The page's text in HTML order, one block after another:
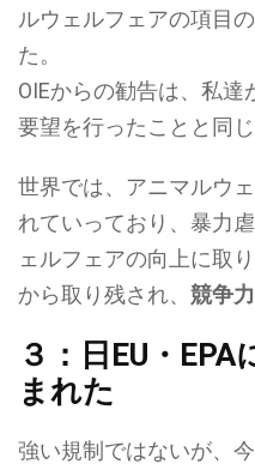
ルウェルフェアの項目
た。
OIEからの勧告は、私達
要望を行ったことと同
世界では、アニマルウ
れていっており、暴力
ェルフェアの向上に取
から取り残され、 競争
３：日EU・
まれた
強い規制ではないが、